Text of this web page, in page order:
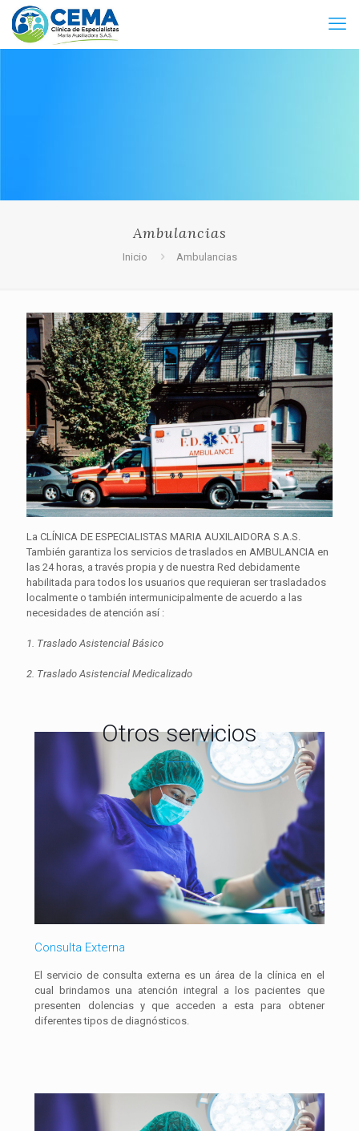
Ambulancias
Inicio Ambulancias
La CLÍNICA DE ESPECIALISTAS MARIA AUXILAIDORA S.A.S.
También garantiza los servicios de traslados en AMBULANCIA en
las 24 horas, a través propia y de nuestra Red debidamente
habilitada para todos los usuarios que requieran ser trasladados
localmente o también intermunicipalmente de acuerdo a las
necesidades de atención así :
1. Traslado Asistencial Básico
2. Traslado Asistencial Medicalizado
Otros servicios
Consulta Externa
El servicio de consulta externa es un área de la clínica en el
cual brindamos una atención integral a los pacientes que
presenten dolencias y que acceden a esta para obtener
diferentes tipos de diagnósticos.